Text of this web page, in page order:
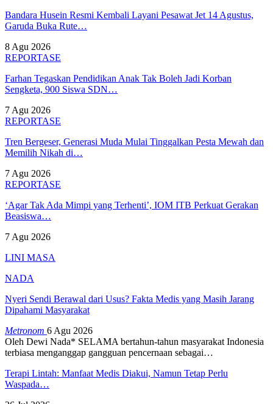
Bandara Husein Resmi Kembali Layani Pesawat Jet 14 Agustus,
Garuda Buka Rute…
8 Agu 2026
REPORTASE
Farhan Tegaskan Pendidikan Anak Tak Boleh Jadi Korban
Sengketa, 900 Siswa SDN…
7 Agu 2026
REPORTASE
Tren Bergeser, Generasi Muda Mulai Tinggalkan Pesta Mewah dan
Memilih Nikah di…
7 Agu 2026
REPORTASE
‘Agar Tak Ada Mimpi yang Terhenti’, IOM ITB Perkuat Gerakan
Beasiswa…
7 Agu 2026
LINI MASA
NADA
Nyeri Sendi Berawal dari Usus? Fakta Medis yang Masih Jarang
Dipahami Masyarakat
Metronom 6 Agu 2026
Oleh Dewi Nada* SELAMA bertahun-tahun masyarakat Indonesia
terbiasa menganggap gangguan pencernaan sebagai…
Terapi Lintah: Manfaat Medis Diakui, Namun Tetap Perlu
Waspada…